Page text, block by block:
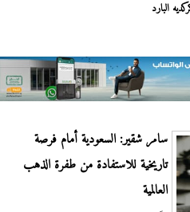
سامر شقير: السعودية أمام فرصة
تاريخية للاستفادة من طفرة الذهب
العالمية